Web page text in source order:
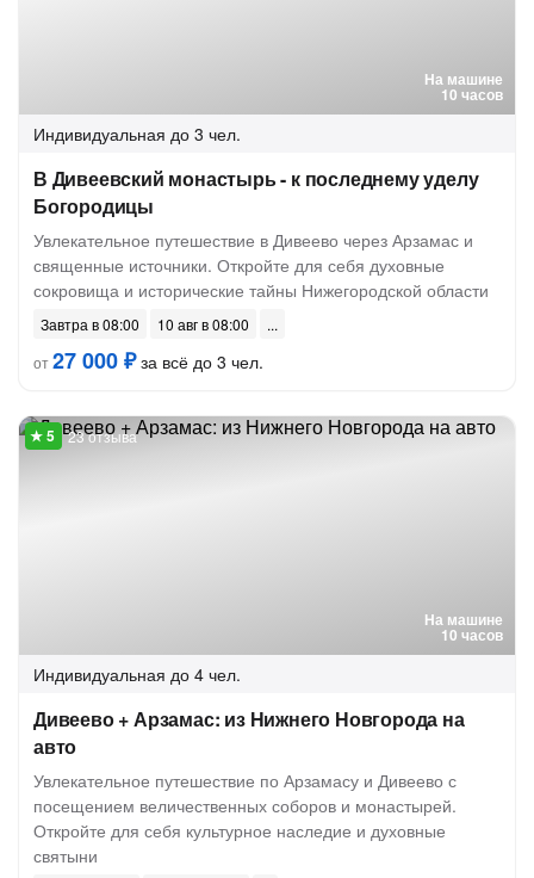
На машине
10 часов
Индивидуальная до 3 чел.
В Дивеевский монастырь - к последнему уделу
Богородицы
Увлекательное путешествие в Дивеево через Арзамас и
священные источники. Откройте для себя духовные
сокровища и исторические тайны Нижегородской области
Завтра в 08:00
10 авг в 08:00
от27 000 ₽за всё до 3 чел.
На машине
10 часов
23 отзыва
Индивидуальная до 4 чел.
Дивеево + Арзамас: из Нижнего Новгорода на
авто
Увлекательное путешествие по Арзамасу и Дивеево с
посещением величественных соборов и монастырей.
Откройте для себя культурное наследие и духовные
святыни